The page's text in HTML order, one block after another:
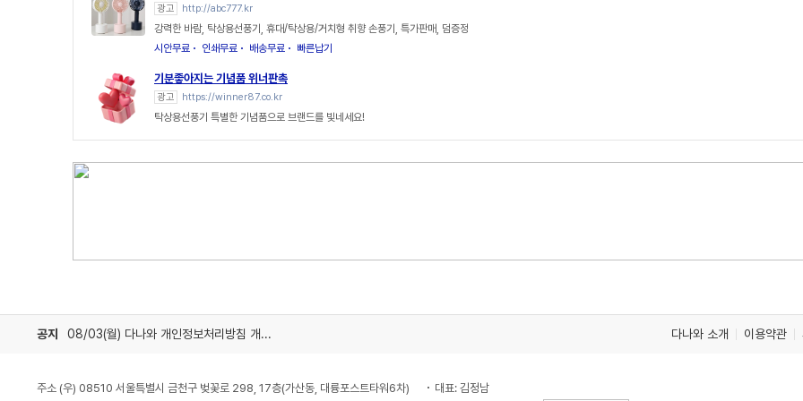
광고 http://abc777.kr
강력한 바람, 탁상용선풍기, 휴대/탁상용/거치형 취향 손풍기, 특가판매, 덤증정
시안무료
인쇄무료 배송무료 빠른납기
기분좋아지는 기념품 위너판촉
광고 https://winner87.co.kr
탁상용선풍기 특별한 기념품으로 브랜드를 빛네세요!
공지 08/03(월) 다나와 개인정보처리방침 개정 안내 다나와 소개 이용약관
주소 (우) 08510 서울특별시 금천구 벚꽃로 298, 17층(가산동, 대륭포스트타워6차) 대표: 김정남